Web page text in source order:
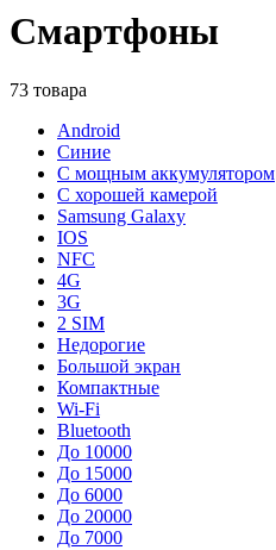
Смартфоны
73 товара
Android
Синие
С мощным аккумулятором
С хорошей камерой
Samsung Galaxy
IOS
NFC
4G
3G
2 SIM
Недорогие
Большой экран
Компактные
Wi-Fi
Bluetooth
До 10000
До 15000
До 6000
До 20000
До 7000